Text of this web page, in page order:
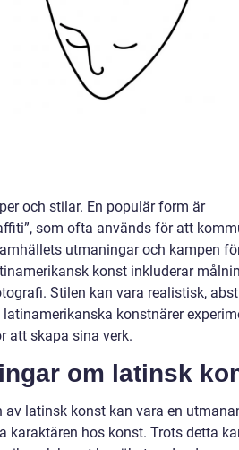
och stilar. En populär form är
som ofta används för att
utmaningar och kampen
konst inkluderar
Stilen kan vara realistisk,
konstnärer
att skapa sina verk.
om latinsk
latinsk konst kan vara en
karaktären hos konst. Trots detta